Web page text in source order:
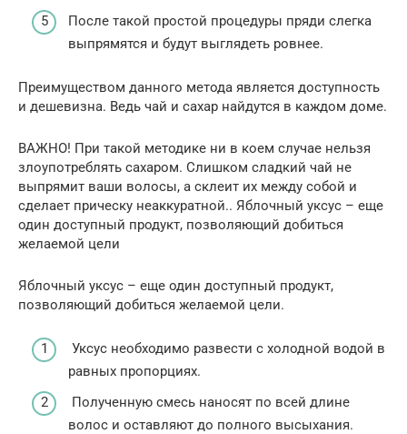
После такой простой процедуры пряди слегка
выпрямятся и будут выглядеть ровнее.
Преимуществом данного метода является доступность
и дешевизна. Ведь чай и сахар найдутся в каждом доме.
ВАЖНО! При такой методике ни в коем случае нельзя
злоупотреблять сахаром. Слишком сладкий чай не
выпрямит ваши волосы, а склеит их между собой и
сделает прическу неаккуратной.. Яблочный уксус – еще
один доступный продукт, позволяющий добиться
желаемой цели
Яблочный уксус – еще один доступный продукт,
позволяющий добиться желаемой цели.
Уксус необходимо развести с холодной водой в
равных пропорциях.
Полученную смесь наносят по всей длине
волос и оставляют до полного высыхания.